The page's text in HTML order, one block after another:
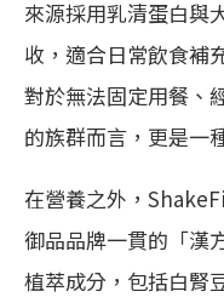
來源採用乳清蛋白與
收，適合日常飲食補
對於無法固定用餐、
的族群而言，更是一
在營養之外，
御品品牌一貫的「漢
植萃成分，包括白腎